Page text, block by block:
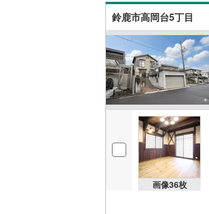
鈴鹿市高岡台5丁目
画像36枚